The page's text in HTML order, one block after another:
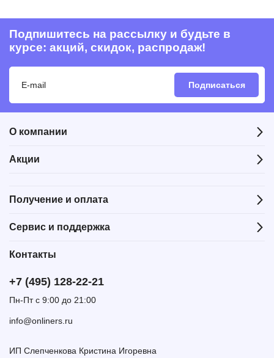
Подпишитесь на рассылку и будьте в
курсе: акций, скидок, распродаж!
Подписаться
О компании
Акции
Получение и оплата
Сервис и поддержка
Контакты
+7 (495) 128-22-21
Пн-Пт с 9:00 до 21:00
info@onliners.ru
ИП Слепченкова Кристина Игоревна